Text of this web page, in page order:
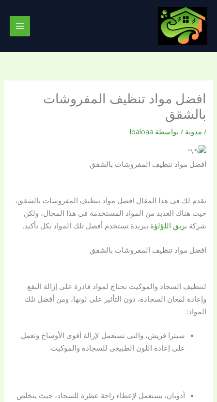
تخطي
المحتوى
افضل مواد تنظيف المفروشات
بالشقق
/ مدونة / بواسطة loaloaa
افضل مواد تنظيف المفروشات بالشقق
نقدم لك فى هذا المقال افضل مواد تنظيف المفروشات بالشقق،
حيث هناك العديد من المواد المستخدمة فى هذا المجال، ولكن
شركة بريق اللؤلؤة ببريدة تستخدم أفضل تلك المواد بكل تأكيد.
افضل مواد تنظيف المفروشات بالشقق
لتنظيف السجاد والموكيت نحتاج لمواد قادرة على إزالة البقع
وإعادة لمعان السجادة، دون التأثير على لونها، ومن أفضل تلك
المواد:
سيترا فريش، والتى تستعمل لإزالة أقوى الأوساخ وتعمل
على إعادة اللون الطبيعى للسجادة والموكيت.
أدوبان، يستعمل لإعطاء راحة عطرة للسجاد، حيث يتخلص